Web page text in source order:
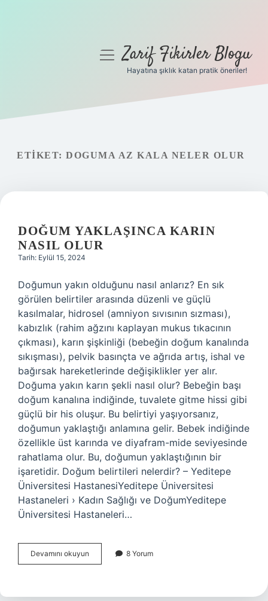
Gizlilik Politikası
menüyüZarif Fikirler Blogu
Hayatına şıklık katan pratik öneriler!
ETIKET: DOGUMA AZ KALA NELER OLUR
DOĞUM YAKLAŞINCA KARIN
NASIL OLUR
Tarih: Eylül 15, 2024
Doğumun yakın olduğunu nasıl anlarız? En sık
görülen belirtiler arasında düzenli ve güçlü
kasılmalar, hidrosel (amniyon sıvısının sızması),
kabızlık (rahim ağzını kaplayan mukus tıkacının
çıkması), karın şişkinliği (bebeğin doğum kanalında
sıkışması), pelvik basınçta ve ağrıda artış, ishal ve
bağırsak hareketlerinde değişiklikler yer alır.
Doğuma yakın karın şekli nasıl olur? Bebeğin başı
doğum kanalına indiğinde, tuvalete gitme hissi gibi
güçlü bir his oluşur. Bu belirtiyi yaşıyorsanız,
doğumun yaklaştığı anlamına gelir. Bebek indiğinde
özellikle üst karında ve diyafram-mide seviyesinde
rahatlama olur. Bu, doğumun yaklaştığının bir
işaretidir. Doğum belirtileri nelerdir? – Yeditepe
Üniversitesi HastanesiYeditepe Üniversitesi
Hastaneleri › Kadın Sağlığı ve DoğumYeditepe
Üniversitesi Hastaneleri…
Devamını okuyun
Yaklaşınca
Olur
8 Yorum